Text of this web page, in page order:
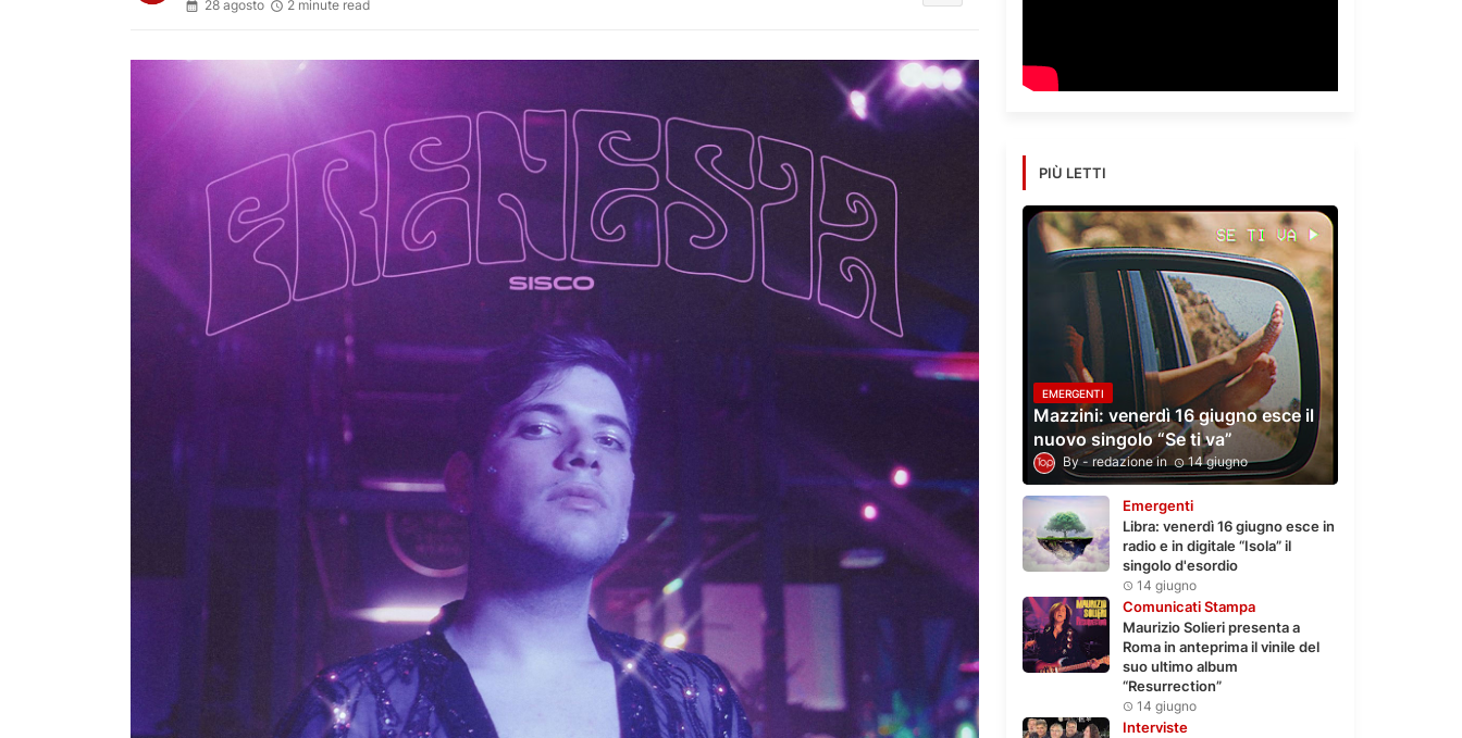
28 agosto
2 minute read
PIÙ LETTI
EMERGENTI
Mazzini: venerdì 16 giugno esce il
nuovo singolo “Se ti va”
redazione 14 giugno
Emergenti
Libra: venerdì 16 giugno esce in
radio e in digitale “Isola” il
singolo d'esordio
14 giugno
Comunicati Stampa
Maurizio Solieri presenta a
Roma in anteprima il vinile del
suo ultimo album
“Resurrection”
14 giugno
Interviste